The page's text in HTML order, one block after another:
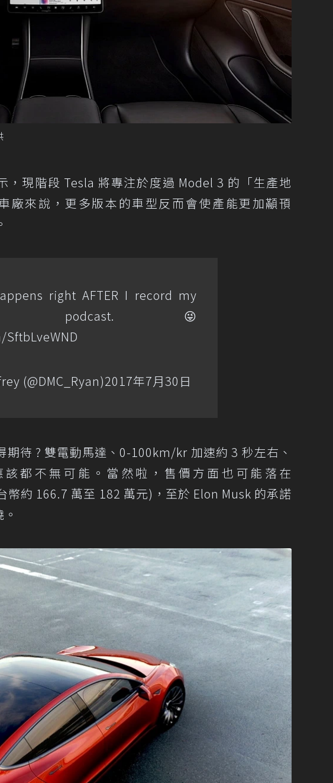
，現階段 Tesla 將專注於度過 Model 3 的「生產地
廠來說，更多版本的車型反而會使產能更加顢頇
right AFTER I record my
podcast. 😜
(@DMC_Ryan)2017年7月30日
待 ? 雙電動馬達、0-100km/kr 加速約 3 秒左右、
都不無可能。當然啦，售價方面也可能落在
約 166.7 萬至 182 萬元)，至於 Elon Musk 的承諾